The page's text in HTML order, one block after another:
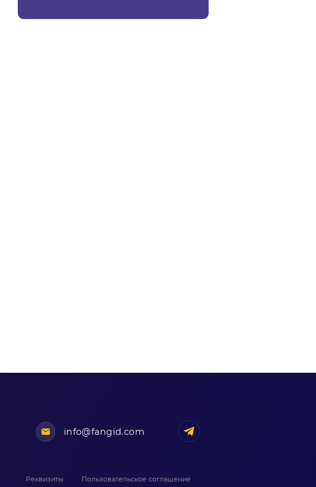
info@fangid.com
Реквизиты Пользовательское соглашение